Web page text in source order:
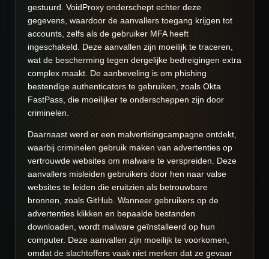
gestuurd. VoidProxy onderschept echter deze
gegevens, waardoor de aanvallers toegang krijgen tot
accounts, zelfs als de gebruiker MFA heeft
ingeschakeld. Deze aanvallen zijn moeilijk te traceren,
wat de bescherming tegen dergelijke bedreigingen extra
complex maakt. De aanbeveling is om phishing
bestendige authenticators te gebruiken, zoals Okta
FastPass, die moeilijker te onderscheppen zijn door
criminelen.
Daarnaast werd er een malvertisingcampagne ontdekt,
waarbij criminelen gebruik maken van advertenties op
vertrouwde websites om malware te verspreiden. Deze
aanvallers misleiden gebruikers door hen naar valse
websites te leiden die eruitzien als betrouwbare
bronnen, zoals GitHub. Wanneer gebruikers op de
advertenties klikken en bepaalde bestanden
downloaden, wordt malware geïnstalleerd op hun
computer. Deze aanvallen zijn moeilijk te voorkomen,
omdat de slachtoffers vaak niet merken dat ze gevaar